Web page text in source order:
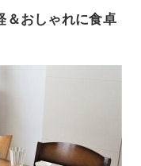
＆おしゃれに食卓